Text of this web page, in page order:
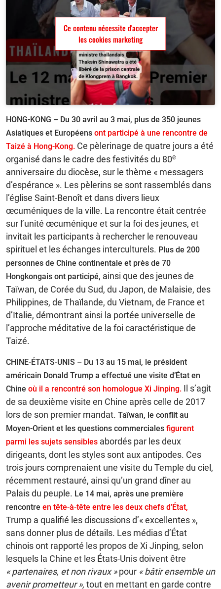
Ce contenu nécessite d'accepter
les cookies marketing
HONG-KONG – Du 30 avril au 3 mai, plus de 350 jeunes
Asiatiques et Européens ont participé à une rencontre de
Taizé à Hong-Kong. Ce pèlerinage de quatre jours a été
organisé dans le cadre des festivités du 80e
anniversaire du diocèse, sur le thème « messagers
d’espérance ». Les pèlerins se sont rassemblés dans
l’église Saint-Benoît et dans divers lieux
œcuméniques de la ville. La rencontre était centrée
sur l’unité œcuménique et sur la foi des jeunes, et
invitait les participants à rechercher le renouveau
spirituel et les échanges interculturels. Plus de 200
personnes de Chine continentale et près de 70
Hongkongais ont participé, ainsi que des jeunes de
Taïwan, de Corée du Sud, du Japon, de Malaisie, des
Philippines, de Thaïlande, du Vietnam, de France et
d’Italie, démontrant ainsi la portée universelle de
l’approche méditative de la foi caractéristique de
Taizé.
CHINE-ÉTATS-UNIS – Du 13 au 15 mai, le président
américain Donald Trump a effectué une visite d’État en
Chine où il a rencontré son homologue Xi Jinping. Il s’agit
de sa deuxième visite en Chine après celle de 2017
lors de son premier mandat. Taïwan, le conflit au
Moyen-Orient et les questions commerciales figurent
parmi les sujets sensibles abordés par les deux
dirigeants, dont les styles sont aux antipodes. Ces
trois jours comprenaient une visite du Temple du ciel,
récemment restauré, ainsi qu’un grand dîner au
Palais du peuple. Le 14 mai, après une première
rencontre en tête-à-tête entre les deux chefs d’État,
Trump a qualifié les discussions d’« excellentes »,
sans donner plus de détails. Les médias d’État
chinois ont rapporté les propos de Xi Jinping, selon
lesquels la Chine et les États-Unis doivent être
« partenaires, et non rivaux »pour « bâtir ensemble un
avenir prometteur », tout en mettant en garde contre